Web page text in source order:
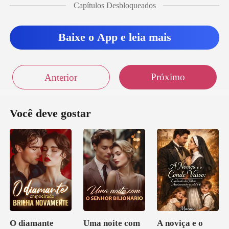
Capítulos Desbloqueados
Baixe o App e leia mais
Anterior Próximo
Você deve gostar
O diamante
Uma noite com
A noviça e o